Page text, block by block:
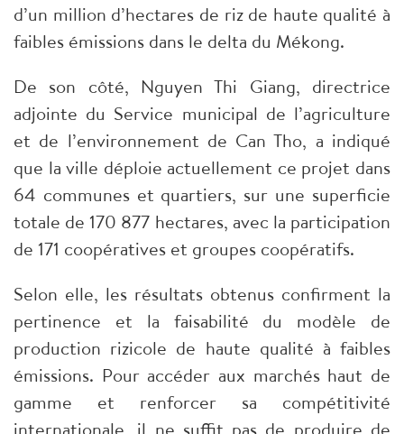
d’un million d’hectares de riz de haute qualité à
faibles émissions dans le delta du Mékong.
De son côté, Nguyen Thi Giang, directrice
adjointe du Service municipal de l’agriculture
et de l’environnement de Can Tho, a indiqué
que la ville déploie actuellement ce projet dans
64 communes et quartiers, sur une superficie
totale de 170 877 hectares, avec la participation
de 171 coopératives et groupes coopératifs.
Selon elle, les résultats obtenus confirment la
pertinence et la faisabilité du modèle de
production rizicole de haute qualité à faibles
émissions. Pour accéder aux marchés haut de
gamme et renforcer sa compétitivité
internationale, il ne suffit pas de produire de